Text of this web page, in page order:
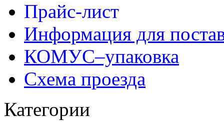
Прайс-лист
Информация для
КОМУС–упаковка
Схема проезда
Категории